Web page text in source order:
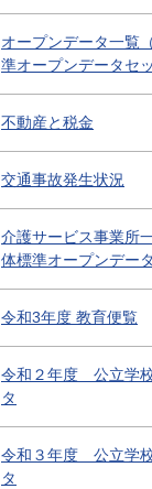
オープンデータ一覧
準オープンデータセッ
不動産と税金
交通事故発生状況
介護サービス事業所
体標準オープンデー
令和3年度 教育便覧
令和２年度 公立学
タ
令和３年度 公立学
タ